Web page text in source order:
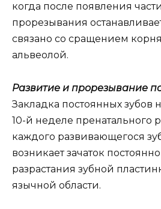
когда после появления
прорезывания
связано со сращением корня
альвеолой.
Развитие и прорезывание
Закладка постоянных зубов
10-й неделе пренатального
каждого развивающегося
возникает зачаток
разрастания зубной
язычной области.